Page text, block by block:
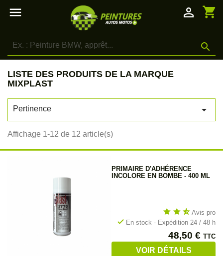
 shopping_cart
person_outline

LISTE DES PRODUITS DE LA MARQUE
MIXPLAST
Pertinence 
Affichage 1-12 de 12 article(s)
PRIMAIRE D'ADHÉRENCE
INCOLORE EN BOMBE - 400 ML
star star star_half Avis pro
check En stock - Expédition 24 / 48 h
Prix
48,50 € TTC
VOIR DÉTAILS